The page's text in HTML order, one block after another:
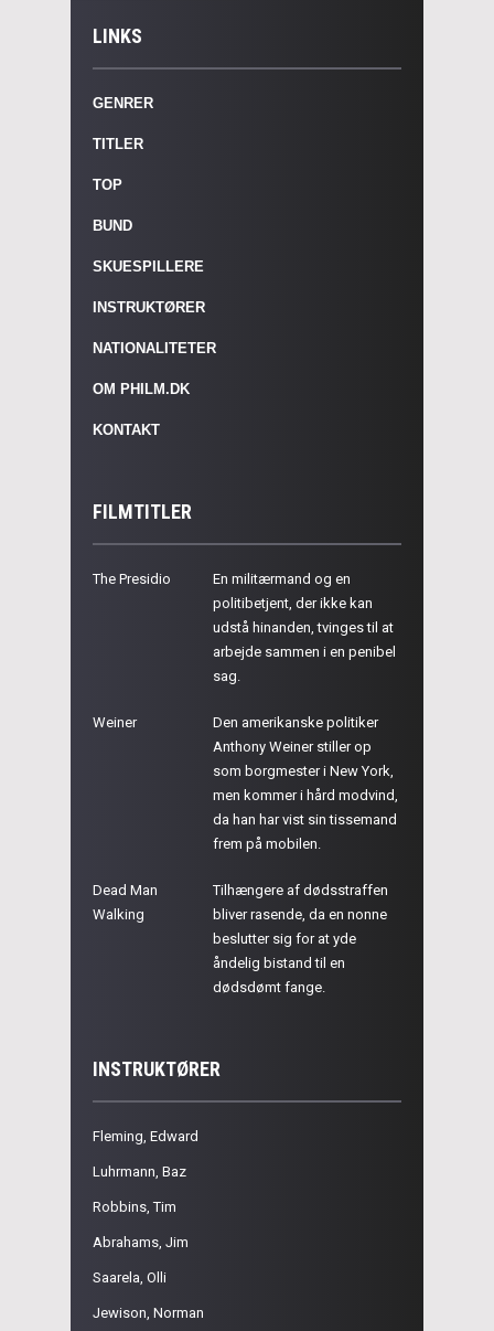
LINKS
GENRER
TITLER
TOP
BUND
SKUESPILLERE
INSTRUKTØRER
NATIONALITETER
OM PHILM.DK
KONTAKT
FILMTITLER
The Presidio
En militærmand og en
politibetjent, der ikke kan
udstå hinanden, tvinges til at
arbejde sammen i en penibel
sag.
Weiner
Den amerikanske politiker
Anthony Weiner stiller op
som borgmester i New York,
men kommer i hård modvind,
da han har vist sin tissemand
frem på mobilen.
Dead Man
Walking
Tilhængere af dødsstraffen
bliver rasende, da en nonne
beslutter sig for at yde
åndelig bistand til en
dødsdømt fange.
INSTRUKTØRER
Fleming, Edward
Luhrmann, Baz
Robbins, Tim
Abrahams, Jim
Saarela, Olli
Jewison, Norman